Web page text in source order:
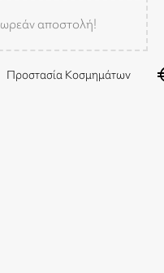
αποστολή!
Προστασία Κοσμημάτων